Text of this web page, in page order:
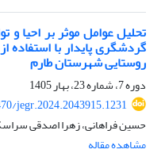
تحلیل عوامل موثر بر احیا و
گردشگری پایدار با استفاده
روستایی شهرستان طارم
دوره 7، شماره 23، بهار 1405
jegr.2024.2043915.1231
حسین فراهانی، زهرا اصدقی
مشاهده مقاله